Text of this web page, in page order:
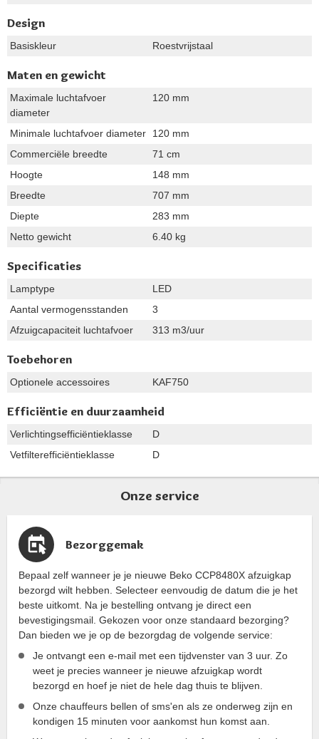
Design
Basiskleur Roestvrijstaal
Maten en gewicht
Maximale luchtafvoer
diameter
120 mm
Minimale luchtafvoer diameter
120 mm
Commerciële breedte
71 cm
Hoogte
148 mm
Breedte
707 mm
Diepte
283 mm
Netto gewicht
6.40 kg
Specificaties
Lamptype
LED
Aantal vermogensstanden
3
Afzuigcapaciteit luchtafvoer
313 m3/uur
Toebehoren
Optionele accessoires KAF750
Efficiëntie en duurzaamheid
Verlichtingsefficiëntieklasse
D
Vetfilterefficiëntieklasse
D
Onze service
Bezorggemak
Bepaal zelf wanneer je je nieuwe Beko CCP8480X afzuigkap
bezorgd wilt hebben. Selecteer eenvoudig de datum die je het
beste uitkomt. Na je bestelling ontvang je direct een
bevestigingsmail. Gekozen voor onze standaard bezorging?
Dan bieden we je op de bezorgdag de volgende service:
Je ontvangt een e-mail met een tijdvenster van 3 uur. Zo
weet je precies wanneer je nieuwe afzuigkap wordt
bezorgd en hoef je niet de hele dag thuis te blijven.
Onze chauffeurs bellen of sms'en als ze onderweg zijn en
kondigen 15 minuten voor aankomst hun komst aan.